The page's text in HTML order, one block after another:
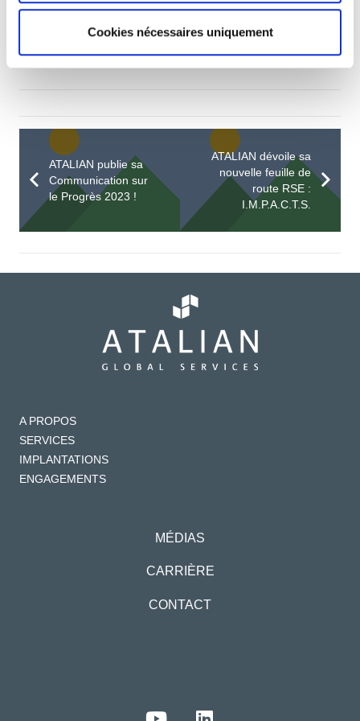
Cookies nécessaires uniquement
ATALIAN publie sa
Communication sur
le Progrès 2023 !
ATALIAN dévoile sa
nouvelle feuille de
route RSE :
I.M.P.A.C.T.S.
A PROPOS
SERVICES
IMPLANTATIONS
ENGAGEMENTS
MÉDIAS
CARRIÈRE
CONTACT